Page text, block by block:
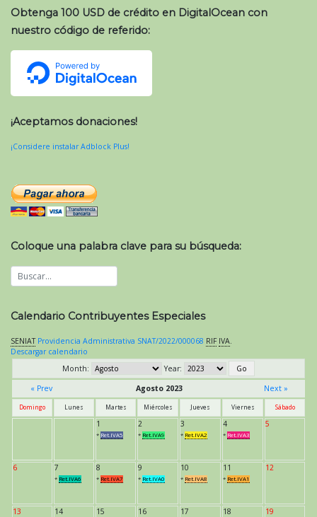
Obtenga 100 USD de crédito en DigitalOcean con
nuestro código de referido:
¡Aceptamos donaciones!
¡Considere instalar Adblock Plus!
Coloque una palabra clave para su búsqueda:
Calendario Contribuyentes Especiales
SENIAT Providencia Administrativa SNAT/2022/000068 RIF IVA
Descargar calendario
Month:
Year:
« Prev
Agosto 2023 Next »
Domingo Lunes Martes Miércoles Jueves Viernes Sábado
1
* Ret.IVA5
2
* Ret.IVA9
3
* Ret.IVA2
4
* Ret.IVA3
5
6 7
* Ret.IVA6
8
* Ret.IVA7
9
* Ret.IVA0
10
* Ret.IVA8
11
* Ret.IVA1
12
13 14 15 16 17 18 19